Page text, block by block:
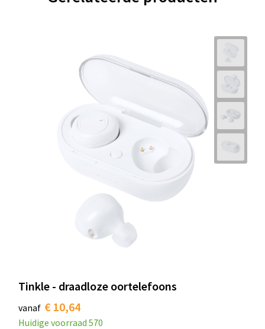
Tinkle - draadloze oortelefoons
vanaf € 10,64
Huidige voorraad 570